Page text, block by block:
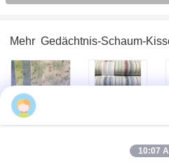
Mehr Gedächtnis-Schaum-
Populäres
10:07